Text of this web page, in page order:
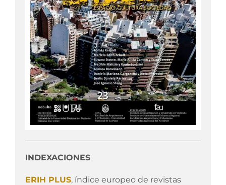
INDEXACIONES
ERIH PLUS, índice europeo de revistas